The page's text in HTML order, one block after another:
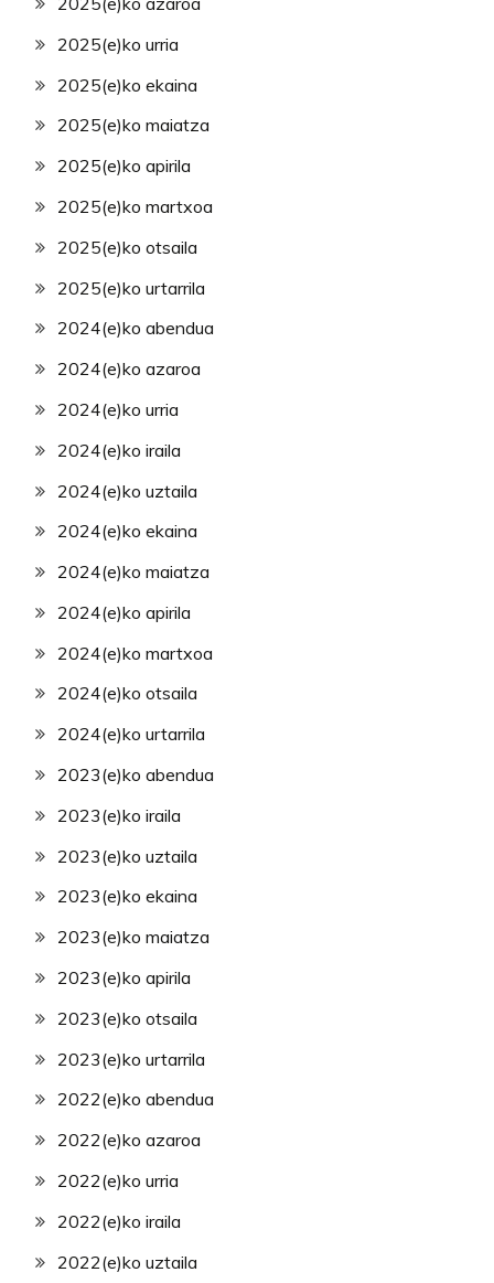
2025(e)ko urria
2025(e)ko ekaina
2025(e)ko maiatza
2025(e)ko apirila
2025(e)ko martxoa
2025(e)ko otsaila
2025(e)ko urtarrila
2024(e)ko abendua
2024(e)ko azaroa
2024(e)ko urria
2024(e)ko iraila
2024(e)ko uztaila
2024(e)ko ekaina
2024(e)ko maiatza
2024(e)ko apirila
2024(e)ko martxoa
2024(e)ko otsaila
2024(e)ko urtarrila
2023(e)ko abendua
2023(e)ko iraila
2023(e)ko uztaila
2023(e)ko ekaina
2023(e)ko maiatza
2023(e)ko apirila
2023(e)ko otsaila
2023(e)ko urtarrila
2022(e)ko abendua
2022(e)ko azaroa
2022(e)ko urria
2022(e)ko iraila
2022(e)ko uztaila